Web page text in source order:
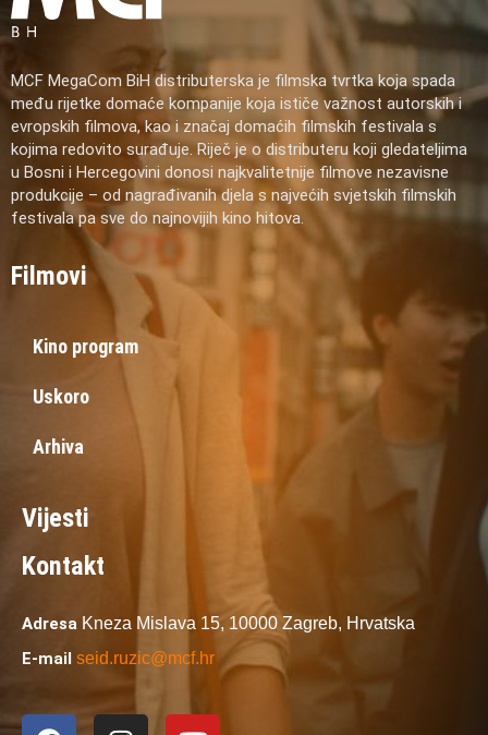
MCF MegaCom BiH distributerska je filmska tvrtka koja spada
među rijetke domaće kompanije koja ističe važnost autorskih i
evropskih filmova, kao i značaj domaćih filmskih festivala s
kojima redovito surađuje. Riječ je o distributeru koji gledateljima
u Bosni i Hercegovini donosi najkvalitetnije filmove nezavisne
produkcije – od nagrađivanih djela s najvećih svjetskih filmskih
festivala pa sve do najnovijih kino hitova.
Filmovi
Kino program
Uskoro
Arhiva
Vijesti
Kontakt
Adresa Kneza Mislava 15, 10000 Zagreb, Hrvatska
E-mail seid.ruzic@mcf.hr